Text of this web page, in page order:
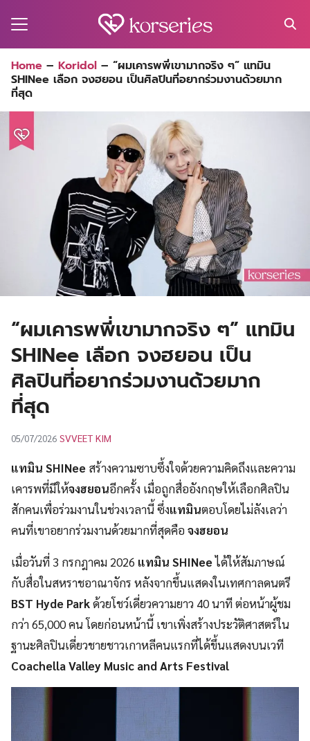
for:
Home – Koridol – “ผมเคารพพี่เขามากจริง ๆ” แทมิน
SHINee เลือก จงฮยอน เป็นศิลปินที่อยากร่วมงานด้วยมาก
ที่สุด
“ผมเคารพพี่เขามากจริง ๆ” แทมิน
SHINee เลือก จงฮยอน เป็น
ศิลปินที่อยากร่วมงานด้วยมาก
ที่สุด
05/07/2026 SVVEET KIM
แทมิน SHINee สร้างความซาบซึ้งใจด้วยความคิดถึงและความ
เคารพที่มีให้จงฮยอนอีกครั้ง เมื่อถูกสื่ออังกฤษให้เลือกศิลปิน
สักคนเพื่อร่วมงานในช่วงเวลานี้ ซึ่งแทมินตอบโดยไม่ลังเลว่า
คนที่เขาอยากร่วมงานด้วยมากที่สุดคือจงฮยอน
เมื่อวันที่ 3 กรกฎาคม 2026 แทมิน SHINeeได้ให้สัมภาษณ์
กับสื่อในสหราชอาณาจักร หลังจากขึ้นแสดงในเทศกาลดนตรี
BST Hyde Parkด้วยโชว์เดี่ยวความยาว 40 นาที ต่อหน้าผู้ชม
กว่า 65,000 คน โดยก่อนหน้านี้ เขาเพิ่งสร้างประวัติศาสตร์ใน
ฐานะศิลปินเดี่ยวชายชาวเกาหลีคนแรกที่ได้ขึ้นแสดงบนเวที
Coachella Valley Music and Arts Festival